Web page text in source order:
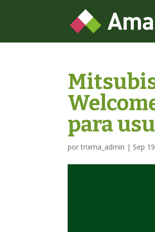
para
portrixma_admin | Sep